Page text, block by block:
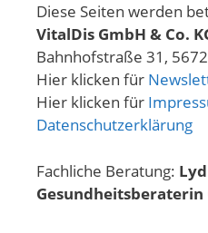
Diese Seiten werden
VitalDis GmbH & Co.
Bahnhofstraße 31,
Hier klicken für
Hier klicken für
Datenschutzerklärung
Fachliche Beratung:
Gesundheitsberaterin